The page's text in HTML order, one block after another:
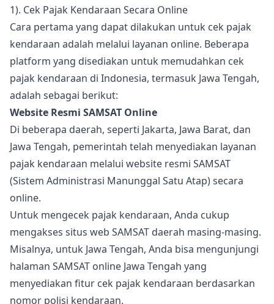
1). Cek Pajak Kendaraan Secara Online
Cara pertama yang dapat dilakukan untuk cek pajak
kendaraan adalah melalui layanan online. Beberapa
platform yang disediakan untuk memudahkan cek
pajak kendaraan di Indonesia, termasuk Jawa Tengah,
adalah sebagai berikut:
Website Resmi SAMSAT Online
Di beberapa daerah, seperti Jakarta, Jawa Barat, dan
Jawa Tengah, pemerintah telah menyediakan layanan
pajak kendaraan melalui website resmi SAMSAT
(Sistem Administrasi Manunggal Satu Atap) secara
online.
Untuk mengecek pajak kendaraan, Anda cukup
mengakses situs web SAMSAT daerah masing-masing.
Misalnya, untuk Jawa Tengah, Anda bisa mengunjungi
halaman SAMSAT online Jawa Tengah yang
menyediakan fitur cek pajak kendaraan berdasarkan
nomor polisi kendaraan.